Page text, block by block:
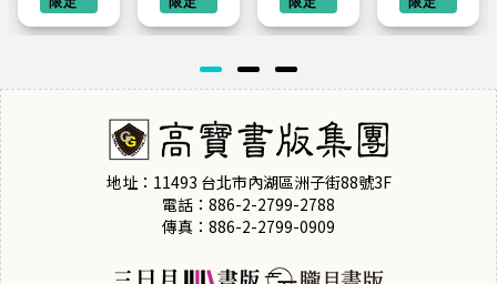
週重整
味
醫X營
證設計
養肝飲
食，重
啟高速
代謝、
輕鬆瘦
肝，免
生活越
而越空
律神經
失控
了！三
階段重
設大腦
己也想
的「幸
地址：11493 台北市內湖區洲子街88號3F
電話：886-2-2799-2788
傳真：886-2-2799-0909